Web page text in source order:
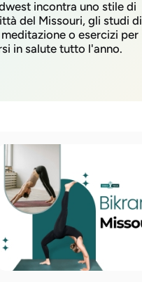
incontra uno stile di
del Missouri, gli studi di
o esercizi per
in salute tutto l'anno.